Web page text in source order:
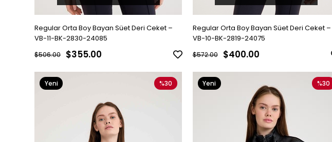
Regular Orta Boy Bayan Süet Deri Ceket –
VB-11-BK-2830-24085
$355.00
$506.00
Regular Orta Boy Bayan Süet Deri Ceket –
VB-10-BK-2819-24075
$400.00
$572.00
%30
Yeni
%30
Yeni